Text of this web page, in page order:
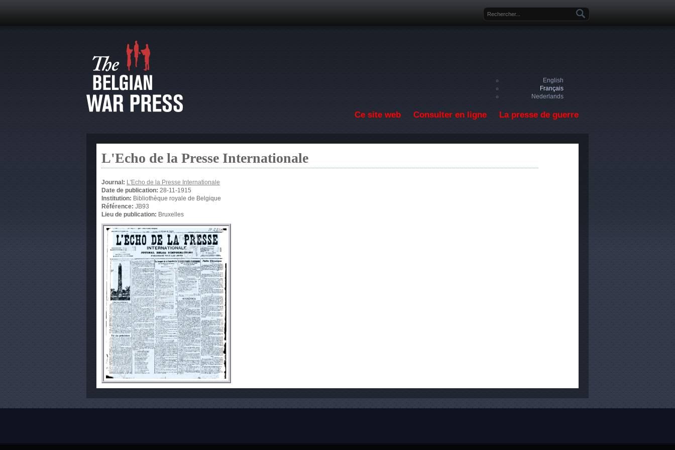
Formulaire de recherche
English
Français
Nederlands
Ce site web Consulter en ligne La presse de guerre
L'Echo de la Presse Internationale
Journal: L'Echo de la Presse Internationale
Date de publication: 28-11-1915
Institution: Bibliothèque royale de Belgique
Référence: JB93
Lieu de publication: Bruxelles